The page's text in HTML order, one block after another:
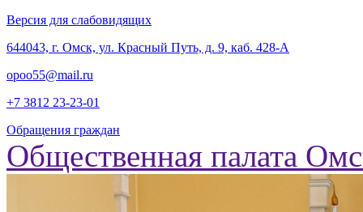
Версия для слабовидящих
‎644043, г. Омск, ул. Красный Путь, д. 9, каб. 428-А
opoo55@mail.ru
+7 3812 23-23-01
Обращения граждан
Общественная палата